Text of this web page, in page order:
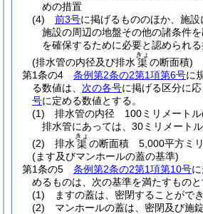
めの措置
(4)
前3号に掲げるもののほか、施設
施設の周辺の地盤その他の諸条件
を確保するために必要と認められ
(排水管の内径及び排水 渠
きょ
の断面積)
第1条の4
条例第2条の2第1項第6号に
る数値は、 次の各号に掲げる区分に
号に定める数値とする。
(1)
排水管の内径 100ミリメートル
排水管にあっては、30ミリメート
(2)
排水 渠
きょ
の断面積 5,000平方ミ
(ます及びマンホールの蓋の基準)
第1条の5
条例第2条の2第1項第10号
めるものは、次の基準を満たすものと
(1)
ますの蓋は、密閉することができ
(2)
マンホールの蓋は、密閉及び施